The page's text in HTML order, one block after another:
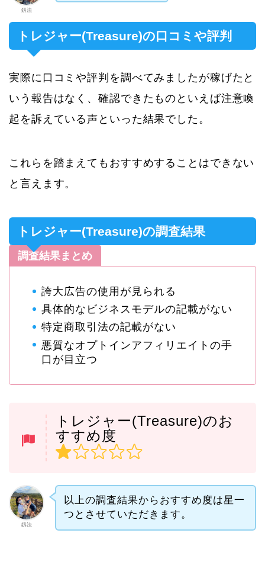
釼法
トレジャー(Treasure)の口コミや評判
実際に口コミや評判を調べてみましたが稼げたと
いう報告はなく、確認できたものといえば注意喚
起を訴えている声といった結果でした。
これらを踏まえてもおすすめすることはできない
と言えます。
トレジャー(Treasure)の調査結果
調査結果まとめ
誇大広告の使用が見られる
具体的なビジネスモデルの記載がない
特定商取引法の記載がない
悪質なオプトインアフィリエイトの手
口が目立つ
トレジャー(Treasure)のお
すすめ度
釼法
以上の調査結果からおすすめ度は星一
つとさせていただきます。